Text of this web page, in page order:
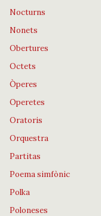
Nocturns
Nonets
Obertures
Octets
Òperes
Operetes
Oratoris
Orquestra
Partitas
Poema simfònic
Polka
Poloneses